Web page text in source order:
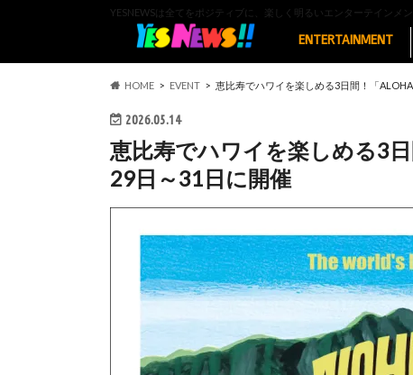
YESNEWSは全てをポジティブに、楽しく明るいエンターテイン
ENTERTAINMENT
HOME EVENT 恵比寿でハワイを楽しめる3日間！「
2026.05.14
恵比寿でハワイを楽しめる3
29日～31日に開催